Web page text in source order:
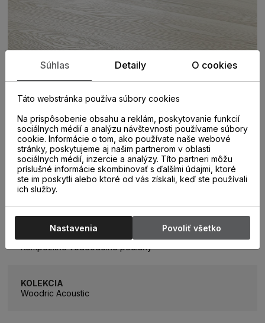
PARAMETRE
Kompozitné vodeodolné podlahy
KOLEKCIA
Woodric Acoustic
Súhlas Detaily O cookies
Táto webstránka používa súbory cookies
Na prispôsobenie obsahu a reklám, poskytovanie funkcií
sociálnych médií a analýzu návštevnosti používame súbory
cookie. Informácie o tom, ako používate naše webové
stránky, poskytujeme aj našim partnerom v oblasti
sociálnych médií, inzercie a analýzy. Títo partneri môžu
príslušné informácie skombinovať s ďalšími údajmi, ktoré
ste im poskytli alebo ktoré od vás získali, keď ste používali
ich služby.
Nastavenia Povoliť všetko